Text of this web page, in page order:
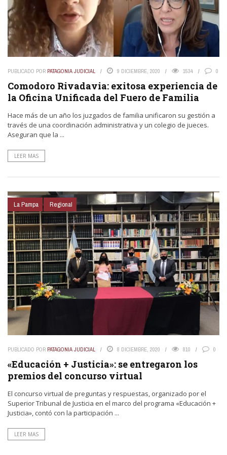
PUBLICADO POR PATAGONIA JUDICIAL 9 DICIEMBRE, 2020 1534 0
Comodoro Rivadavia: exitosa experiencia de
la Oficina Unificada del Fuero de Familia
Hace más de un año los juzgados de familia unificaron su gestión a
través de una coordinación administrativa y un colegio de jueces.
Aseguran que la ...
LEER MAS
La Pampa Regional
PUBLICADO POR PATAGONIA JUDICIAL 8 DICIEMBRE, 2020 810 0
«Educación + Justicia»: se entregaron los
premios del concurso virtual
El concurso virtual de preguntas y respuestas, organizado por el
Superior Tribunal de Justicia en el marco del programa «Educación +
Justicia», contó con la participación ...
LEER MAS